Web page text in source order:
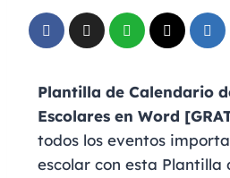
Plantilla de Calendario
Escolares en Word
todos los eventos
escolar con esta Plantilla